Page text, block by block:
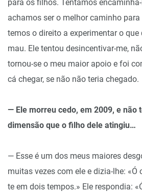
para os filhos. Tentamos
achamos ser o melhor caminho
temos o direito a experimentar o que
mau. Ele tentou desincentivar-me,
tornou-se o meu maior apoio e foi
cá chegar, se não não teria chegado.
— Ele morreu cedo, em 2009, e não
dimensão que o filho dele atingiu…
— Esse é um dos meus maiores
muitas vezes com ele e dizia-lhe: «Ó
te em dois tempos.» Ele respondia: